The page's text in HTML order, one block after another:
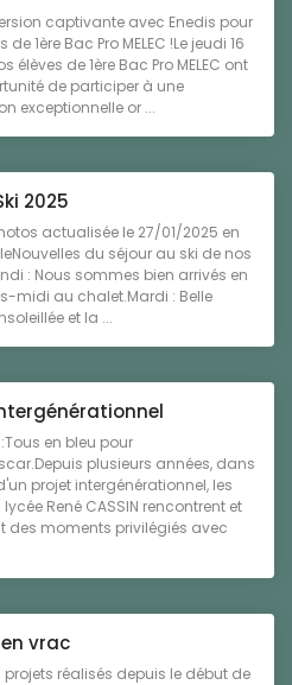
captivante avec Enedis pour
de 1ère Bac Pro MELEC !Le jeudi 16
élèves de 1ère Bac Pro MELEC ont
de participer à une
exceptionnelle or ...
2025
actualisée le 27/01/2025 en
du séjour au ski de nos
: Nous sommes bien arrivés en
midi au chalet.Mardi : Belle
et la ...
en bleu pour
plusieurs années, dans
projet intergénérationnel, les
René CASSIN rencontrent et
des moments privilégiés avec
vrac
projets réalisés depuis le début de